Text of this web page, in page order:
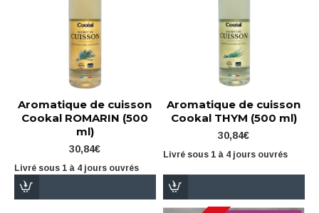
Aromatique de cuisson
Cookal ROMARIN (500
ml)
30,84€
Livré sous 1 à 4 jours ouvrés
Aromatique de cuisson
Cookal THYM (500 ml)
30,84€
Livré sous 1 à 4 jours ouvrés